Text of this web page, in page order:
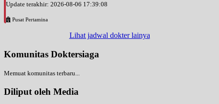
Update terakhir: 2026-08-06 17:39:08
Pusat Pertamina
Lihat jadwal dokter lainya
Komunitas Doktersiaga
Memuat komunitas terbaru...
Diliput oleh Media